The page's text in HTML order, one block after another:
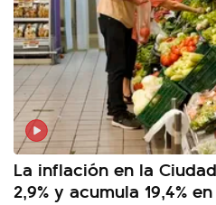
La inflación en la
2,9% y acumula 19,4%